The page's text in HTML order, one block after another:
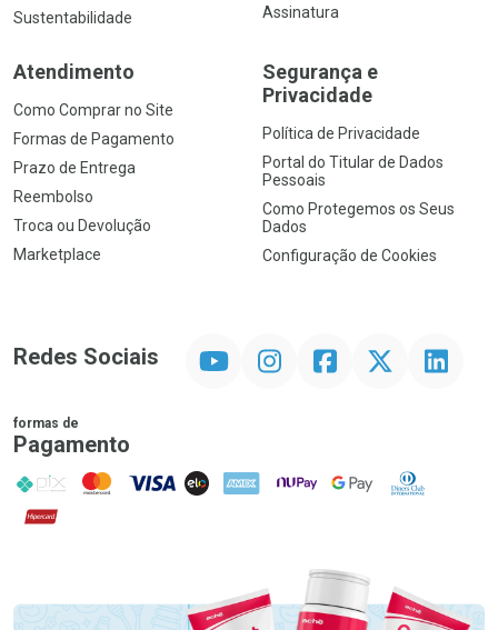
Sustentabilidade
Assinatura
Atendimento
Como Comprar no Site
Formas de Pagamento
Prazo de Entrega
Reembolso
Troca ou Devolução
Marketplace
Segurança e
Privacidade
Política de Privacidade
Portal do Titular de Dados
Pessoais
Como Protegemos os Seus
Dados
Configuração de Cookies
Redes Sociais InstagramFacebookTwitter Linkedin
formas de
Pagamento
PIX MasterCard
VISA ELO AMEX NuPay Google PayDiners Club
Hipercard
Promoção em Destaque